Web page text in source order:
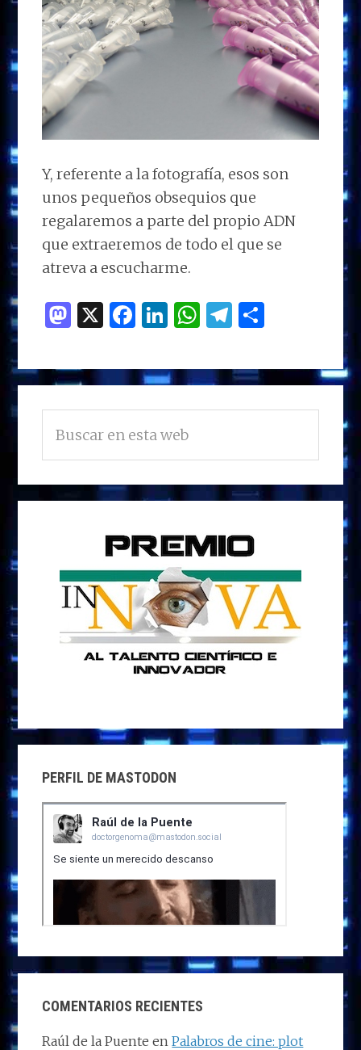
Y, referente a la fotografía, esos son
unos pequeños obsequios que
regalaremos a parte del propio ADN
que extraeremos de todo el que se
atreva a escucharme.
M
to
d
o
n
X F
ce
b
o
o
k
Li
k
e
dI
n
W
at
s
A
p
T
e
g
ra
m
p
ar
r
BARRA
LATERAL
PRINCIPAL
en
esta
web
PERFIL DE MASTODON
COMENTARIOS RECIENTES
Raúl de la Puente enPalabros de cine: plot